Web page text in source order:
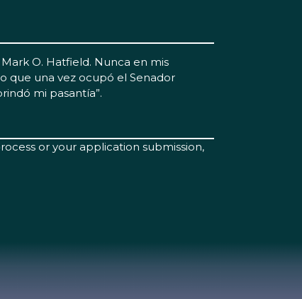
O. Hatfield. Nunca en mis
que una vez ocupó el Senador
mi pasantía”.
or your application submission,